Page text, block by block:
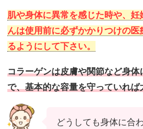
肌や身体に異常を感じた時や、妊
んは使用前に必ずかかりつけの
るようにして下さい。
コラーゲンは皮膚や関節など身体
で、基本的な容量を守っていれば
どうしても身体に合